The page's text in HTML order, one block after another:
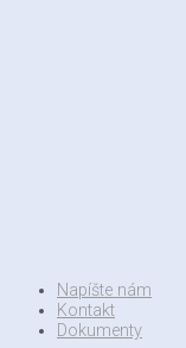
Napíšte nám
Kontakt
Dokumenty